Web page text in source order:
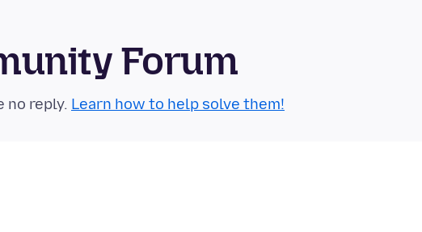
Forum
no reply. Learn how to help solve them!